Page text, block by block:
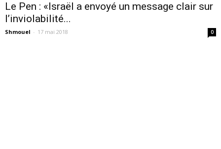
Le Pen : «Israël a envoyé un message clair sur
l’inviolabilité...
Shmouel - 17 mai 2018 0